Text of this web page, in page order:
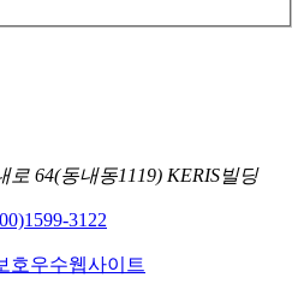
64(동내동1119) KERIS빌딩
1599-3122